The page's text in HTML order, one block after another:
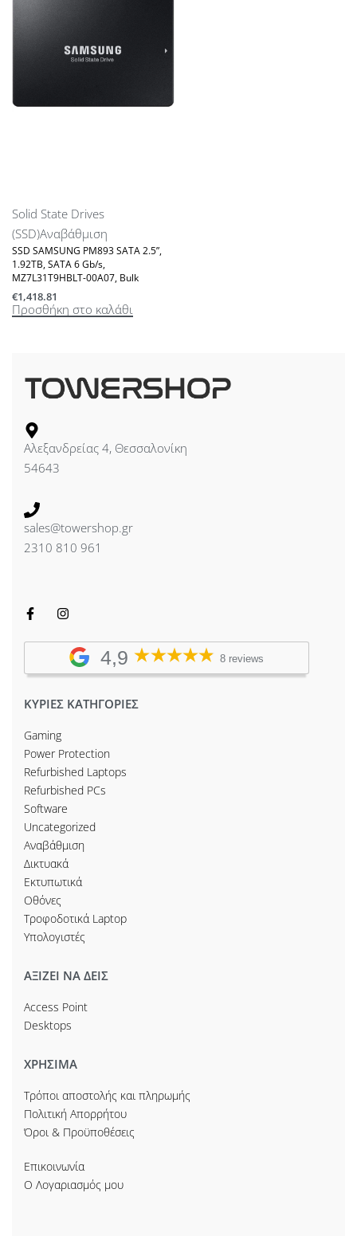
Solid State Drives
(SSD)Αναβάθμιση
SSD SAMSUNG PM893 SATA 2.5”,
1.92TB, SATA 6 Gb/s,
MZ7L31T9HBLT-00A07, Bulk
€1,418.81
Προσθήκη στο καλάθι
Αλεξανδρείας 4, Θεσσαλονίκη
54643
sales@towershop.gr
2310 810 961
4,9 8 reviews
ΚΥΡΙΕΣ ΚΑΤΗΓΟΡΙΕΣ
Gaming
Power Protection
Refurbished Laptops
Refurbished PCs
Software
Uncategorized
Αναβάθμιση
Δικτυακά
Εκτυπωτικά
Οθόνες
Τροφοδοτικά Laptop
Υπολογιστές
ΑΞΙΖΕΙ ΝΑ ΔΕΙΣ
Access Point
Desktops
ΧΡΗΣΙΜΑ
Τρόποι αποστολής και πληρωμής
Πολιτική Απορρήτου
Όροι & Προϋποθέσεις
Επικοινωνία
Ο Λογαριασμός μου